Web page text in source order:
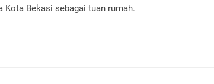
Kota Bekasi sebagai tuan rumah.